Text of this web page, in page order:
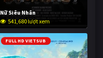
Nữ Siêu Nhân
541,680 lượt xem
FULL HD VIETSUB